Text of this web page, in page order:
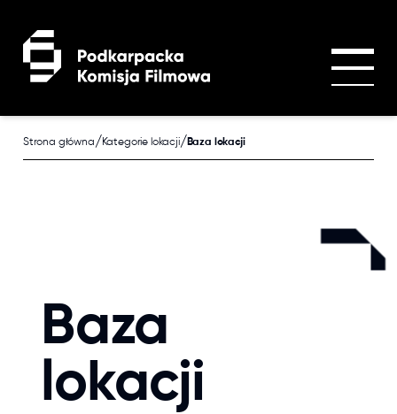
Strona główna/Kategorie lokacji/ Baza lokacji
Baza
lokacji